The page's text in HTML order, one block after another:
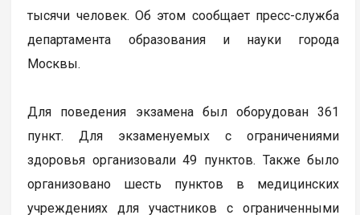
тысячи человек. Об этом сообщает пресс-служба
департамента образования и науки города
Москвы.
Для поведения экзамена был оборудован 361
пункт. Для экзаменуемых с ограничениями
здоровья организовали 49 пунктов. Также было
организовано шесть пунктов в медицинских
учреждениях для участников с ограниченными